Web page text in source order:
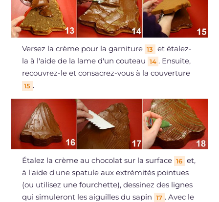
Versez la crème pour la garniture 13
et étalez-
la à l'aide de la lame d'un couteau 14 . Ensuite,
recouvrez-le et consacrez-vous à la couverture
15 .
Étalez la crème au chocolat sur la surface 16 et,
à l'aide d'une spatule aux extrémités pointues
(ou utilisez une fourchette), dessinez des lignes
qui simuleront les aiguilles du sapin 17 . Avec le